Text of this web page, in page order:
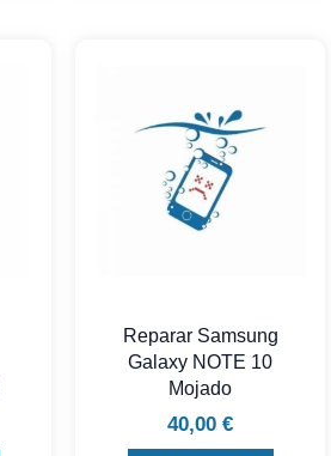
Reparar Samsung
Galaxy NOTE 10
Mojado
40,00 €